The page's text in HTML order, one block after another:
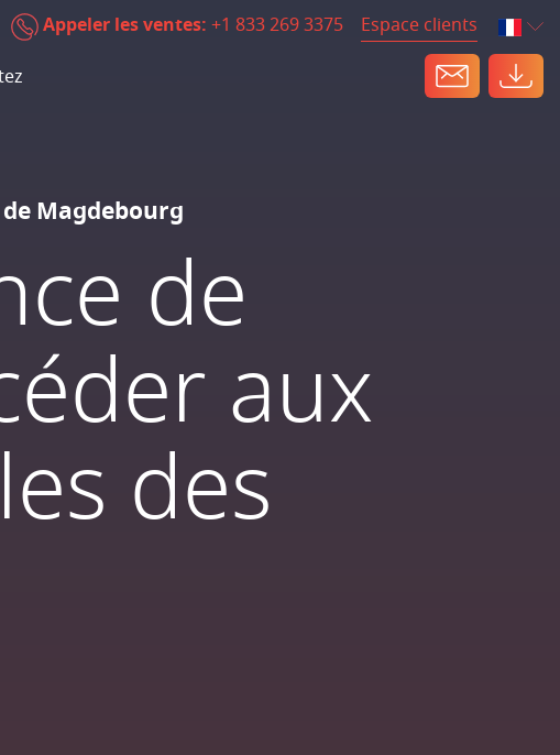
Appeler les ventes: +1 833 269 3375
Espace clients
Magdebourg
de
aux
des